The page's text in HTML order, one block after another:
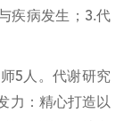
疾病发生；3.代
5人。代谢研究
力：精心打造以